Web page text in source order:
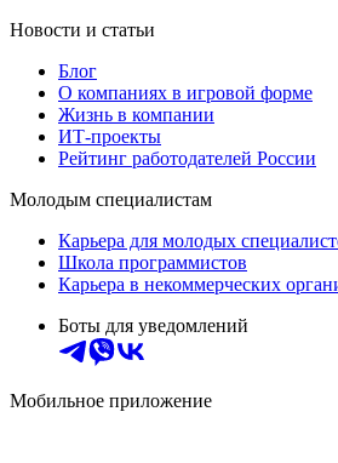
Новости и статьи
Блог
О компаниях в игровой форме
Жизнь в компании
ИТ-проекты
Рейтинг работодателей России
Молодым специалистам
Карьера для молодых
Школа программистов
Карьера в некоммерческих
Боты для уведомлений
Мобильное приложение